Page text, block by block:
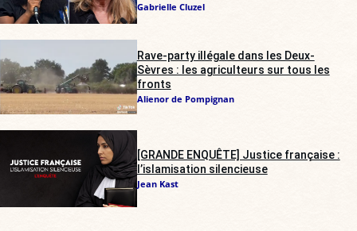
Gabrielle Cluzel
Rave-party illégale dans les Deux-
Sèvres : les agriculteurs sur tous les
fronts
Alienor de Pompignan
[GRANDE ENQUÊTE] Justice française :
l’islamisation silencieuse
Jean Kast